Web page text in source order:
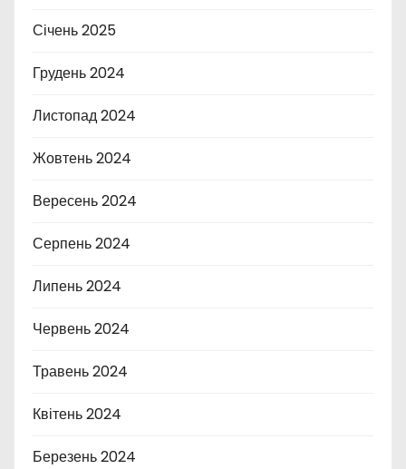
Січень 2025
Грудень 2024
Листопад 2024
Жовтень 2024
Вересень 2024
Серпень 2024
Липень 2024
Червень 2024
Травень 2024
Квітень 2024
Березень 2024